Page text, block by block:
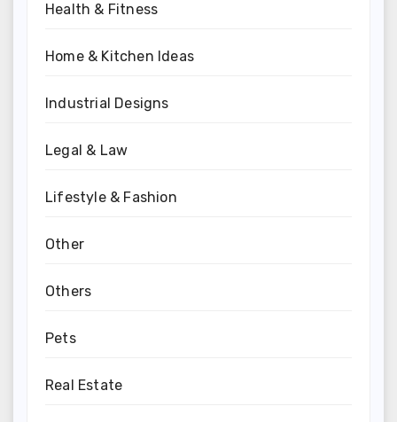
Health & Fitness
Home & Kitchen Ideas
Industrial Designs
Legal & Law
Lifestyle & Fashion
Other
Others
Pets
Real Estate